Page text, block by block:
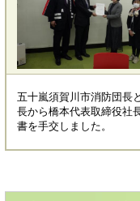
五十嵐須賀川市消防団長
長から橋本代表取締役社
書を手交しました。